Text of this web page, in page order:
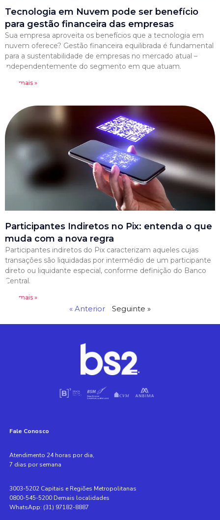
Tecnologia em Nuvem pode ser benefício
para gestão financeira das empresas
Sua empresa aproveita os benefícios que a tecnologia em
nuvem oferece? Gestão financeira equilibrada é fundamental
para a sustentabilidade de empresas no mercado atual –
independentemente do segmento em que atuam.
Leia mais »
Participantes Indiretos no Pix: entenda o que
muda com a nova regra
Participantes indiretos do Pix caracterizam aqueles cujas
transações são liquidadas por intermédio de um participante
direto ou liquidante especial, conforme definição do Banco
Central.
Leia mais »
« Anterior Seguinte »
Fale Conosco
Atendimento 24 horas por dia,
7 dias por semana
3003-5202 Capitais e Regiões Metropolitanas
0800-545-5200 Demais localidades
WhatsApp: (31) 97182-8887